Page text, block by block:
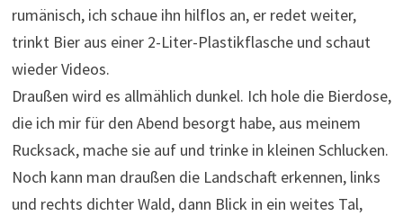
rumänisch, ich schaue ihn hilflos an, er redet weiter,
trinkt Bier aus einer 2-Liter-Plastikflasche und schaut
wieder Videos.
Draußen wird es allmählich dunkel. Ich hole die Bierdose,
die ich mir für den Abend besorgt habe, aus meinem
Rucksack, mache sie auf und trinke in kleinen Schlucken.
Noch kann man draußen die Landschaft erkennen, links
und rechts dichter Wald, dann Blick in ein weites Tal,